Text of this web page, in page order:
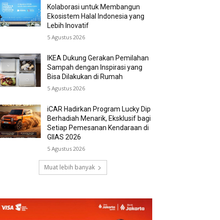
Kolaborasi untuk Membangun
Ekosistem Halal Indonesia yang
Lebih Inovatif
5 Agustus 2026
IKEA Dukung Gerakan Pemilahan
Sampah dengan Inspirasi yang
Bisa Dilakukan di Rumah
5 Agustus 2026
iCAR Hadirkan Program Lucky Dip
Berhadiah Menarik, Eksklusif bagi
Setiap Pemesanan Kendaraan di
GIIAS 2026
5 Agustus 2026
Muat lebih banyak